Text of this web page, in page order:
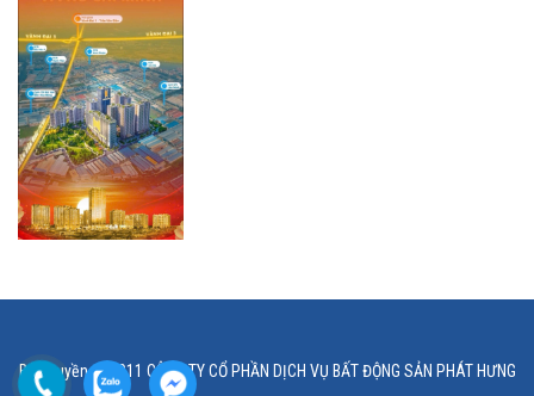
Bản quyền © 2011 CÔNG TY CỔ PHẦN DỊCH VỤ BẤT ĐỘNG SẢN PHÁT HƯNG